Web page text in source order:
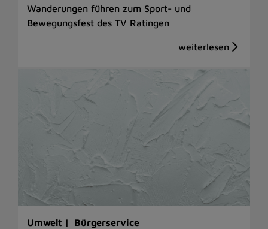
Wanderungen führen zum Sport- und
Bewegungsfest des TV Ratingen
Umwelt | Bürgerservice